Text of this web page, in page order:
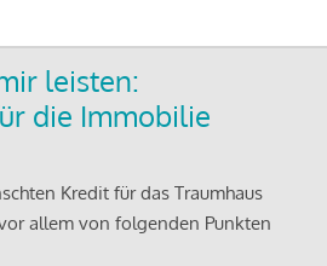
leisten:
die Immobilie
Kredit für das Traumhaus
allem von folgenden Punkten